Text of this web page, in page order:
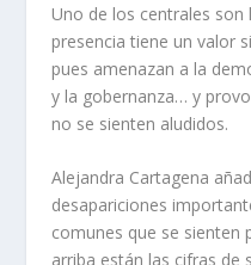
Uno de los centrales
presencia tiene un valor
pues amenazan a la
y la gobernanza… y
no se sienten aludidos.
Alejandra Cartagena
desapariciones
comunes que se sienten
arriba están las cifras